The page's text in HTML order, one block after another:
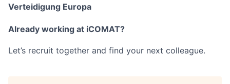
Verteidigung Europa
Already working at iCOMAT?
Let’s recruit together and find your next colleague.